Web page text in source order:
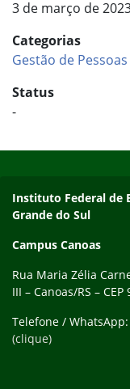
3 de março de
Categorias
Gestão de Pessoas
Status
-
Instituto Federal de
Grande do Sul
Campus Canoas
Rua Maria Zélia
III – Canoas/RS –
Telefone /
(clique)